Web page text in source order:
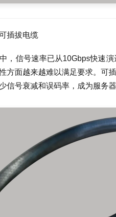
插拔电缆
，信号速率已从10Gbps快速
方面越来越难以满足要求。可
信号衰减和误码率，成为服务